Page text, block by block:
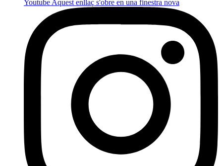
Youtube Aquest enllaç s'obre en una finestra nova